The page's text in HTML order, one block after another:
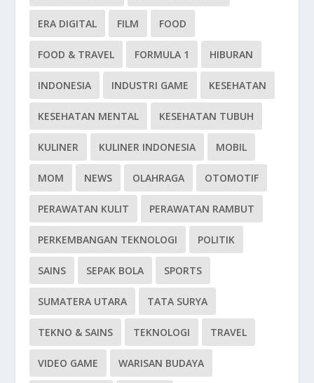
ERA DIGITAL FILM FOOD
FOOD & TRAVEL FORMULA 1 HIBURAN
INDONESIA INDUSTRI GAME KESEHATAN
KESEHATAN MENTAL KESEHATAN TUBUH
KULINER KULINER INDONESIA MOBIL
MOM NEWS OLAHRAGA OTOMOTIF
PERAWATAN KULIT PERAWATAN RAMBUT
PERKEMBANGAN TEKNOLOGI POLITIK
SAINS SEPAK BOLA SPORTS
SUMATERA UTARA TATA SURYA
TEKNO & SAINS TEKNOLOGI TRAVEL
VIDEO GAME WARISAN BUDAYA